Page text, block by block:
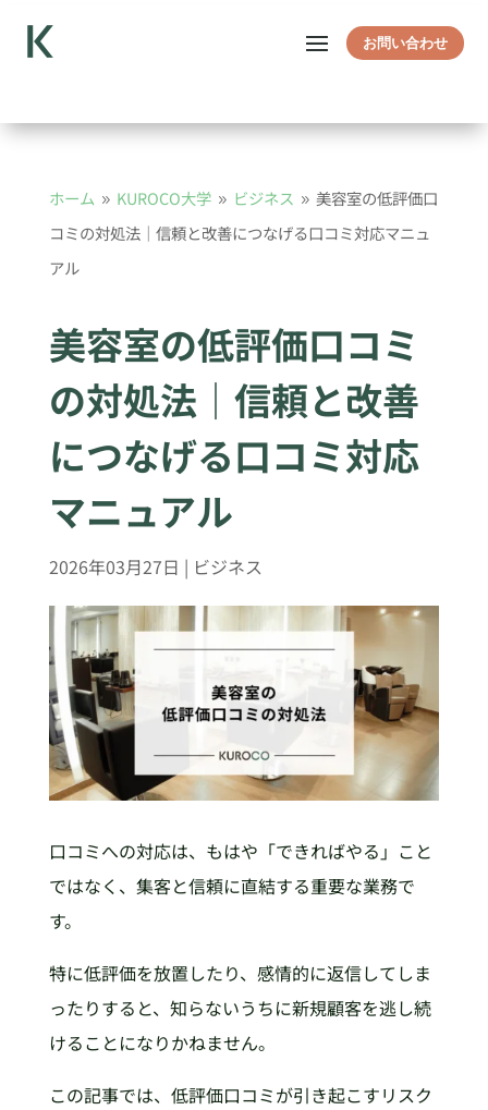
お問い合わせ
ホーム 9 KUROCO大学 9 ビジネス 9 美容室の低評価口
コミの対処法｜信頼と改善につなげる口コミ対応マニュ
アル
美容室の低評価口コミ
の対処法｜信頼と改善
につなげる口コミ対応
マニュアル
2026年03月27日 | ビジネス
口コミへの対応は、もはや「できればやる」こと
ではなく、集客と信頼に直結する重要な業務で
す。
特に低評価を放置したり、感情的に返信してしま
ったりすると、知らないうちに新規顧客を逃し続
けることになりかねません。
この記事では、低評価口コミが引き起こすリスク